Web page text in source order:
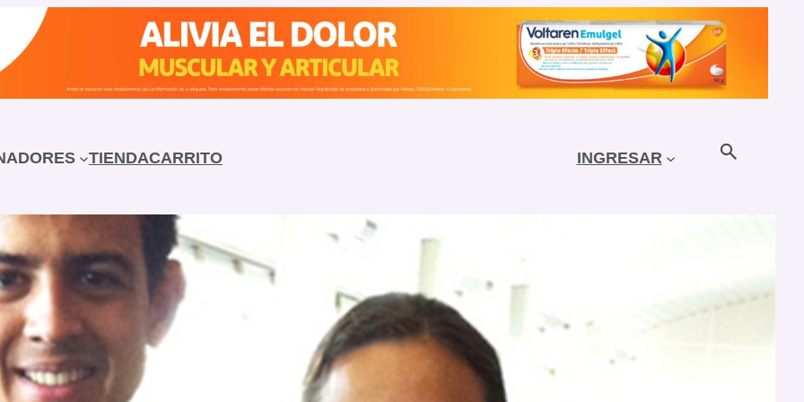
TIENDACARRITO INGRESAR